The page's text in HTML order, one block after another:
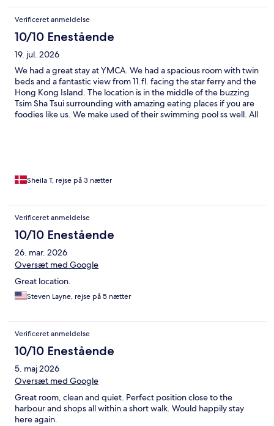
Verificeret anmeldelse
10/10 Enestående
19. jul. 2026
We had a great stay at YMCA. We had a spacious room with twin
beds and a fantastic view from 11.fl. facing the star ferry and the
Hong Kong Island. The location is in the middle of the buzzing
Tsim Sha Tsui surrounding with amazing eating places if you are
foodies like us. We make used of their swimming pool ss well. All
Sheila T, rejse på 3 nætter
Verificeret anmeldelse
10/10 Enestående
26. mar. 2026
Oversæt med Google
Great location.
Steven Layne, rejse på 5 nætter
Verificeret anmeldelse
10/10 Enestående
5. maj 2026
Oversæt med Google
Great room, clean and quiet. Perfect position close to the
harbour and shops all within a short walk. Would happily stay
here again.